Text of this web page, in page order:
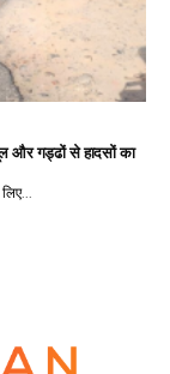
और गड्ढों से हादसों का